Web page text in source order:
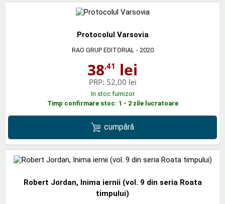
Protocolul Varsovia
RAO GRUP EDITORIAL - 2020
38,41 lei
PRP: 52,00 lei
In stoc furnizor
Timp confirmare stoc: 1 - 2 zile lucratoare
cumpără
Robert Jordan, Inima iernii (vol. 9 din seria Roata
timpului)